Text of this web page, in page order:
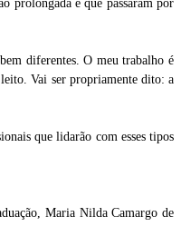
prolongada e que passaram por
diferentes. O meu trabalho é
Vai ser propriamente dito: a
que lidarão com esses tipos
Maria Nilda Camargo de